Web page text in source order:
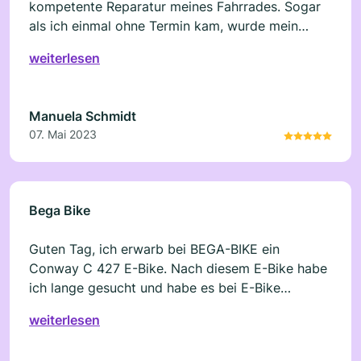
kompetente Reparatur meines Fahrrades. Sogar
als ich einmal ohne Termin kam, wurde mein
Service. Bega Bike kann ich sehr empfehlen und
weiterlesen
Manuela Schmidt
07. Mai 2023
Bega Bike
Guten Tag, ich erwarb bei BEGA-BIKE ein
Conway C 427 E-Bike. Nach diesem E-Bike habe
ich lange gesucht und habe es bei E-Bike
Bike entweder ausverkauft bzw. wurden diese zu
weiterlesen